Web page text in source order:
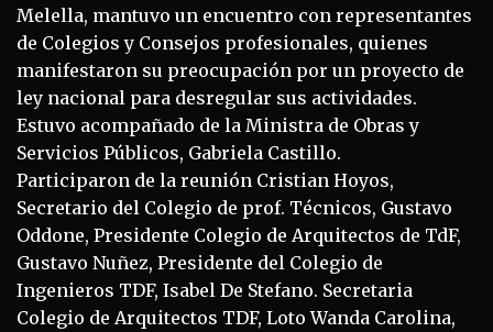
Melella, mantuvo un encuentro con representantes
de Colegios y Consejos profesionales, quienes
manifestaron su preocupación por un proyecto de
ley nacional para desregular sus actividades.
Estuvo acompañado de la Ministra de Obras y
Servicios Públicos, Gabriela Castillo.
Participaron de la reunión Cristian Hoyos,
Secretario del Colegio de prof. Técnicos, Gustavo
Oddone, Presidente Colegio de Arquitectos de TdF,
Gustavo Nuñez, Presidente del Colegio de
Ingenieros TDF, Isabel De Stefano. Secretaria
Colegio de Arquitectos TDF, Loto Wanda Carolina,